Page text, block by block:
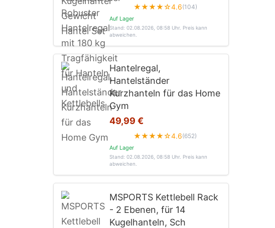
★★★★☆4.6(104)
Auf Lager
Stand: 02.08.2026, 08:58 Uhr. Preis kann
abweichen.
Hantelregal,
Hantelständer
Kurzhanteln für das Home
Gym
49,99 €
★★★★☆4.6(652)
Auf Lager
Stand: 02.08.2026, 08:58 Uhr. Preis kann
abweichen.
MSPORTS Kettlebell Rack
- 2 Ebenen, für 14
Kugelhanteln, Sch